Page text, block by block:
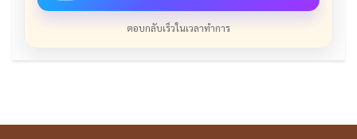
ตอบกลับเร็วในเวลาทำการ